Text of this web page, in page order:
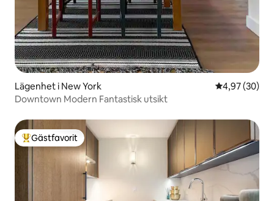
Lägenhet i New York 4,97 av 5 i
4,97 (30)
Downtown Modern Fantastisk utsikt
Populär gästfavorit
Gästfavorit